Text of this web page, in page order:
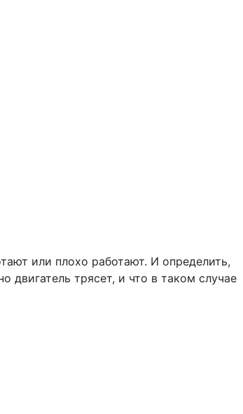
или плохо работают. И определить,
двигатель трясет, и что в таком случае